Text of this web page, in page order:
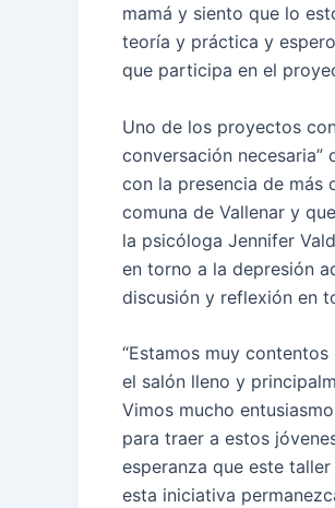
mamá y siento que lo
teoría y práctica y
que participa en el
Uno de los proyectos
conversación
con la presencia de más
comuna de Vallenar y
la psicóloga Jennifer
en torno a la depresión
discusión y reflexión en
“Estamos muy
el salón lleno y
Vimos mucho
para traer a estos
esperanza que este
esta iniciativa